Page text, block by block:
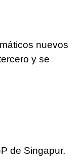
nuevos
y se
de Singapur.